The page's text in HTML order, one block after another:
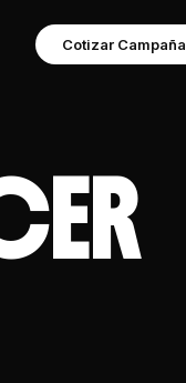
Cotizar Campaña